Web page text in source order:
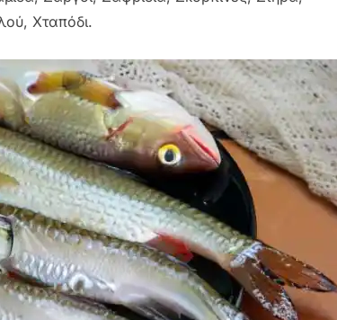
Χταπόδι.